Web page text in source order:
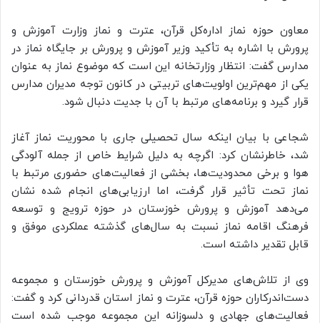
معاون حوزه نماز اداره‌کل قرآن، عترت و نماز وزارت آموزش و
پرورش با اشاره به تأکید وزیر آموزش و پرورش بر جایگاه نماز در
مدارس گفت: انتظار وزارتخانه این است که موضوع نماز به عنوان
یکی از مهم‌ترین اولویت‌های تربیتی در کانون توجه مدیران مدارس
قرار گیرد و برنامه‌های مرتبط با آن با جدیت دنبال شود.
شجاعی با بیان اینکه سال تحصیلی جاری با محوریت نماز آغاز
شد، خاطرنشان کرد: اگرچه به دلیل شرایط خاص از جمله آلودگی
هوا و برخی محدودیت‌ها، بخشی از فعالیت‌های حضوری مرتبط با
نماز تحت تأثیر قرار گرفت، اما ارزیابی‌های انجام شده نشان
می‌دهد آموزش و پرورش خوزستان در حوزه ترویج و توسعه
فرهنگ اقامه نماز نسبت به سال‌های گذشته عملکردی موفق و
قابل تقدیر داشته است.
وی از تلاش‌های مدیرکل آموزش و پرورش خوزستان و مجموعه
دست‌اندرکاران حوزه قرآن، عترت و نماز استان قدردانی کرد و گفت:
فعالیت‌های جهادی و دلسوزانه این مجموعه موجب شده است